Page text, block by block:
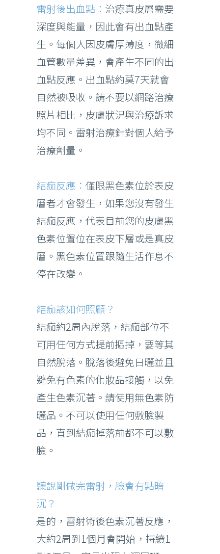
雷射後出血點： 治療真皮層需要
深度與能量，因此會有出血點產
生。每個人因皮膚厚薄度，微細
血管數量差異，會產生不同的出
血點反應。出血點約莫7天就會
自然被吸收。請不要以網路治療
照片相比，皮膚狀況與治療訴求
均不同。雷射治療針對個人給予
治療劑量。
結痂反應： 僅限黑色素位於表皮
層者才會發生，如果您沒有發生
結痂反應，代表目前您的皮膚黑
色素位置位在表皮下層或是真皮
層。黑色素位置跟隨生活作息不
停在改變。
結痂該如何照顧？
結痂約2周內脫落，結痂部位不
可用任何方式提前摳掉，要等其
自然脫落。脫落後避免日曬並且
避免有色素的化妝品接觸，以免
產生色素沉著。請使用無色素防
曬品。不可以使用任何敷臉製
品，直到結痂掉落前都不可以敷
臉。
聽說剛做完雷射，臉會有點暗
沉？
是的，雷射術後色素沉著反應，
大約2周到1個月會開始，持續1